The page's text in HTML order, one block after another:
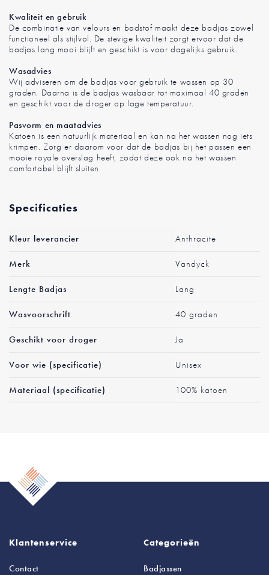
Kwaliteit en gebruik
De combinatie van velours en badstof maakt deze badjas zowel
functioneel als stijlvol. De stevige kwaliteit zorgt ervoor dat de
badjas lang mooi blijft en geschikt is voor dagelijks gebruik.
Wasadvies
Wij adviseren om de badjas voor gebruik te wassen op 30
graden. Daarna is de badjas wasbaar tot maximaal 40 graden
en geschikt voor de droger op lage temperatuur.
Pasvorm en maatadvies
Katoen is een natuurlijk materiaal en kan na het wassen nog iets
krimpen. Zorg er daarom voor dat de badjas bij het passen een
mooie royale overslag heeft, zodat deze ook na het wassen
comfortabel blijft sluiten.
Specificaties
Meer
informatie
Kleur leverancier Anthracite
Merk Vandyck
Lengte Badjas Lang
Wasvoorschrift 40 graden
Geschikt voor droger Ja
Voor wie (specificatie) Unisex
Materiaal (specificatie) 100% katoen
Klantenservice
Contact
Categorieën
Badjassen